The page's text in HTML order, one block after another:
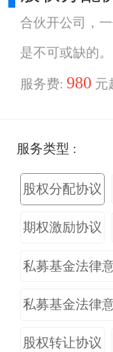
合伙开公司，
是不可或缺的。
服务费:980 元
服务类型 :
股权分配协议
期权激励协议
私募基金法律
私募基金法律
股权转让协议